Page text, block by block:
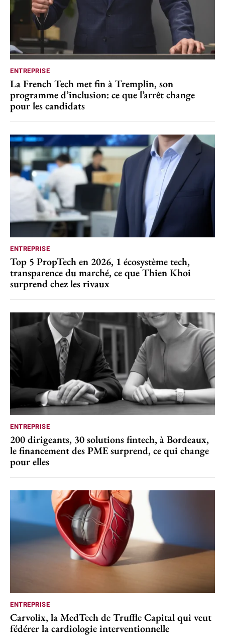
ENTREPRISE
La French Tech met fin à Tremplin, son
programme d’inclusion: ce que l’arrêt change
pour les candidats
ENTREPRISE
Top 5 PropTech en 2026, 1 écosystème tech,
transparence du marché, ce que Thien Khoi
surprend chez les rivaux
ENTREPRISE
200 dirigeants, 30 solutions fintech, à Bordeaux,
le financement des PME surprend, ce qui change
pour elles
ENTREPRISE
Carvolix, la MedTech de Truffle Capital qui veut
fédérer la cardiologie interventionnelle